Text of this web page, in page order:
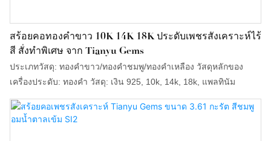
สร้อยคอทองคำขาว 10K 14K 18K ประดับเพชรสังเคราะห์ไร้
สี สั่งทำพิเศษ จาก Tianyu Gems
ประเภทวัสดุ: ทองคำขาว/ทองคำชมพู/ทองคำเหลือง วัสดุหลักของ
เครื่องประดับ: ทองคำ วัสดุ: เงิน 925, 10k, 14k, 18k, แพลทินัม